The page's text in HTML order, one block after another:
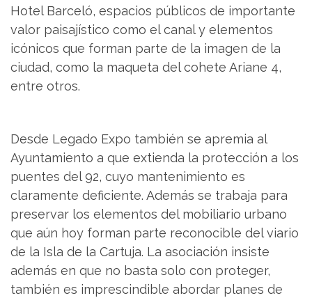
Hotel Barceló, espacios públicos de importante
valor paisajístico como el canal y elementos
icónicos que forman parte de la imagen de la
ciudad, como la maqueta del cohete Ariane 4,
entre otros.
Desde Legado Expo también se apremia al
Ayuntamiento a que extienda la protección a los
puentes del 92, cuyo mantenimiento es
claramente deficiente. Además se trabaja para
preservar los elementos del mobiliario urbano
que aún hoy forman parte reconocible del viario
de la Isla de la Cartuja. La asociación insiste
además en que no basta solo con proteger,
también es imprescindible abordar planes de